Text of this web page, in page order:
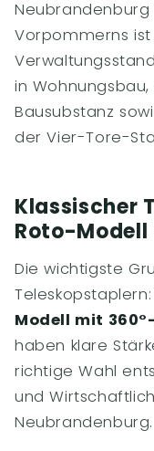
Vorpommerns
in
Bausubstanz
der Vier-Tore-
Klassischer
Roto-Modell
Die wichtigste
Teleskopstaplern:
Modell mit
haben klare
richtige Wahl
und
Neubrandenburg.